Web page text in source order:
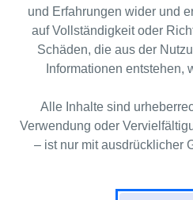
und Erfahrungen wider und
auf Vollständigkeit oder
Schäden, die aus der
Informationen entstehen,
Alle Inhalte sind
Verwendung oder
– ist nur mit ausdrücklicher